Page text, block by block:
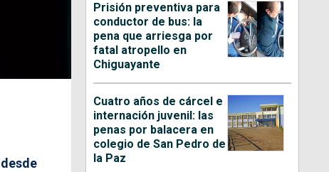
Prisión preventiva para
conductor de bus: la
pena que arriesga por
fatal atropello en
Chiguayante
Cuatro años de cárcel e
internación juvenil: las
penas por balacera en
colegio de San Pedro de
la Paz